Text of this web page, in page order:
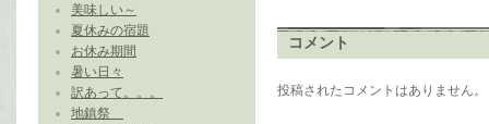
美味しい～
夏休みの宿題
お休み期間
暑い日々
訳あって。。。
地鎮祭
コメント
投稿されたコメントはありません。